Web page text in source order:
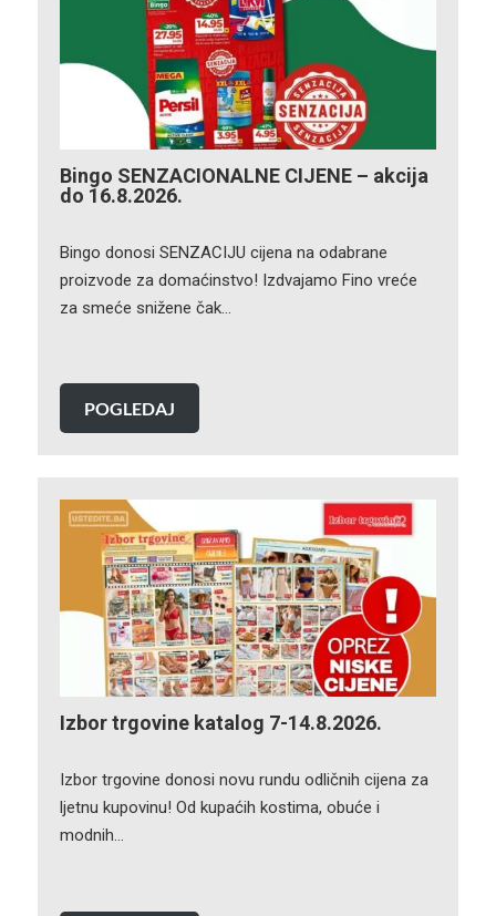
Bingo SENZACIONALNE CIJENE – akcija
do 16.8.2026.
Bingo donosi SENZACIJU cijena na odabrane
proizvode za domaćinstvo! Izdvajamo Fino vreće
za smeće snižene čak…
POGLEDAJ
Izbor trgovine katalog 7-14.8.2026.
Izbor trgovine donosi novu rundu odličnih cijena za
ljetnu kupovinu! Od kupaćih kostima, obuće i
modnih…